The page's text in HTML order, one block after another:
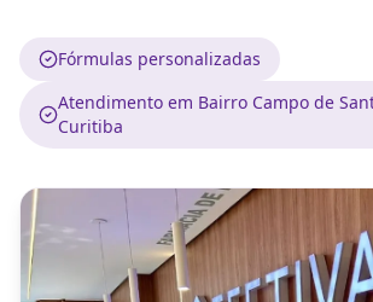
Fórmulas personalizadas
Atendimento em Bairro Campo de
Curitiba